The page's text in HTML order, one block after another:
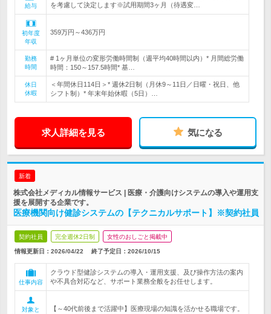
給与
を考慮して決定します※試用期間3ヶ月（待遇変…
初年度
年収
359万円～436万円
勤務
時間
# 1ヶ月単位の変形労働時間制（週平均40時間以内）* 月間総労働
時間：150～157.5時間* 基…
休日
休暇
＜年間休日114日＞* 週休2日制（月休9～11日／日曜・祝日、他
シフト制）* 年末年始休暇（5日）…
求人詳細を見る 気になる
新着
株式会社メディカル情報サービス | 医療・介護向けシステムの導入や運用支
援を展開する企業です。
医療機関向け健診システムの【テクニカルサポート】※契約社員
契約社員 完全週休2日制 女性のおしごと掲載中
情報更新日：2026/04/22 終了予定日： 2026/10/15
仕事内容
クラウド型健診システムの導入・運用支援、及び操作方法の案内
や不具合対応など、サポート業務全般をお任せします。
対象と
【～40代前後まで活躍中】医療現場の知識を活かせる職場です。